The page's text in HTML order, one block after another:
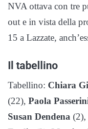
NVA ottava con tre
out e in vista della
15 a Lazzate,
Il tabellino
Tabellino: Chiara
(22), Paola
Susan Dendena (2),